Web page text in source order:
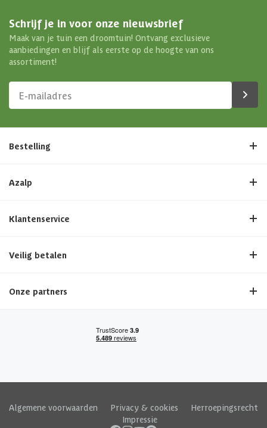
Schrijf je in voor onze nieuwsbrief
Maak van je tuin een droomtuin! Ontvang exclusieve
aanbiedingen en blijf als eerste op de hoogte van ons
assortiment!
Bestelling
Azalp
Klantenservice
Veilig betalen
Onze partners
Algemene voorwaarden Privacy & cookies
Herroepingsrecht
Impressie